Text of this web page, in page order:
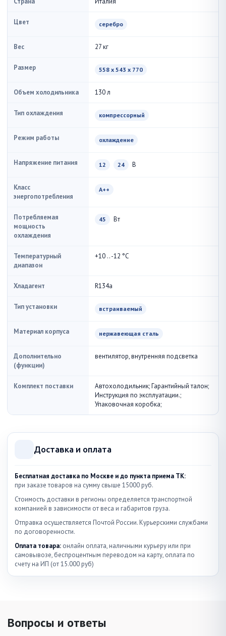
Цвет серебро
Вес 27 кг
Размер 558 x 543 x 770
Объем холодильника 130 л
Тип охлаждения компрессорный
Режим работы охлаждение
Напряжение питания 12 24 В
Класс
энергопотребления
A++
Потребляемая
мощность
охлаждения
45 Вт
Температурный
диапазон
+10 .. -12 °С
Хладагент R134a
Тип установки встраиваемый
Материал корпуса нержавеющая сталь
Дополнительно
(функции)
вентилятор, внутренняя подсветка
Комплект поставки
Автохолодильник; Гарантийный талон;
Инструкция по эксплуатации.;
Упаковочная коробка;
Доставка и оплата
Бесплатная доставка по Москве и до пункта приема ТК:
при заказе товаров на сумму свыше 15000 руб.
Стоимость доставки в регионы определяется транспортной
компанией в зависимости от веса и габаритов груза.
Отправка осуществляется Почтой России. Курьерскими службами
по договоренности.
Оплата товара: онлайн оплата, наличными курьеру или при
самовывозе, беспроцентным переводом на карту, оплата по
счету на ИП (от 15.000 руб)
Вопросы и ответы